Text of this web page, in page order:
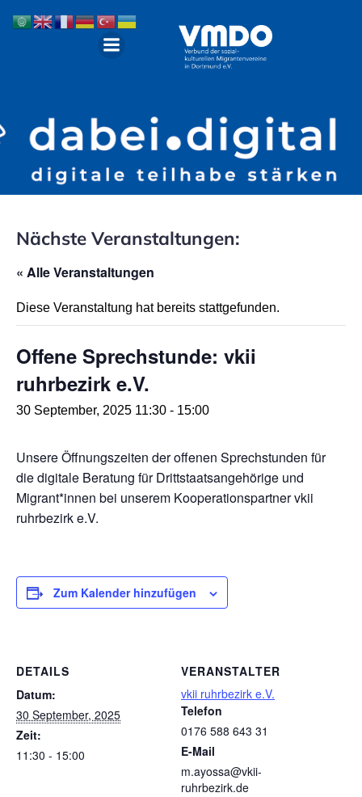
Nächste Veranstaltungen:
« Alle Veranstaltungen
Diese Veranstaltung hat bereits stattgefunden.
Offene Sprechstunde: vkii
ruhrbezirk e.V.
30 September, 2025 11:30 - 15:00
Unsere Öffnungszeiten der offenen Sprechstunden für
die digitale Beratung für Drittstaatsangehörige und
Migrant*innen bei unserem Kooperationspartner vkii
ruhrbezirk e.V.
Zum Kalender hinzufügen
DETAILS
Datum:
30 September, 2025
Zeit:
11:30 - 15:00
VERANSTALTER
vkii ruhrbezirk e.V.
Telefon
0176 588 643 31
E-Mail
m.ayossa@vkii-
ruhrbezirk.de